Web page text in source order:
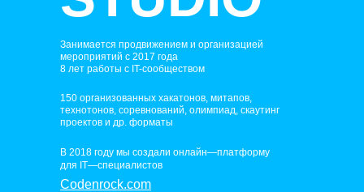
150 организованных хакатонов, митапов,
технотонов, соревнований, олимпиад, скаутинг
проектов и др. форматы
Занимается продвижением и организацией
мероприятий с 2017 года
8 лет работы с IT-сообществом
В 2018 году мы создали онлайн—платформу
для IT—специалистов
Codenrock.com